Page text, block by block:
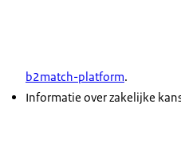
b2match-platform.
Informatie over zakelijke